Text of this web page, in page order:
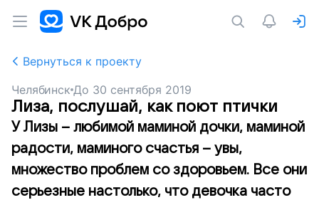
Вернуться к проекту
Челябинск До 30 сентября 2019
Лиза, послушай, как поют птички
У Лизы – любимой маминой дочки, маминой
радости, маминого счастья – увы,
множество проблем со здоровьем. Все они
серьезные настолько, что девочка часто